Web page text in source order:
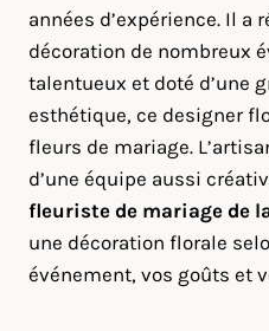
années d’expérience. Il a
décoration de nombreux
talentueux et doté d’une
esthétique, ce designer
fleurs de mariage.
d’une équipe aussi
fleuriste de mariage de
une décoration florale
événement, vos goûts et